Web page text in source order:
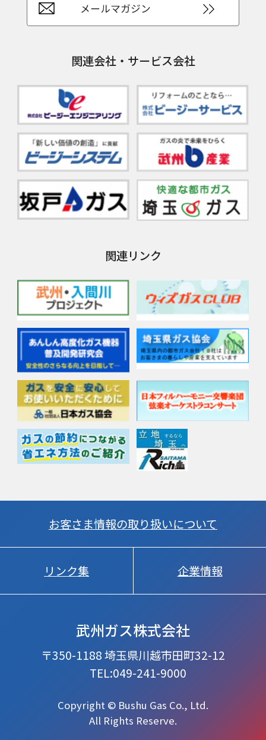
メールマガジン
関連会社・サービス会社
関連リンク
武州ガス株式会社
〒350-1188 埼玉県川越市田町32-12
TEL:049-241-9000
お客さま情報の取り扱いについて
リンク集 企業情報
Copyright © Bushu Gas Co., Ltd.
All Rights Reserve.